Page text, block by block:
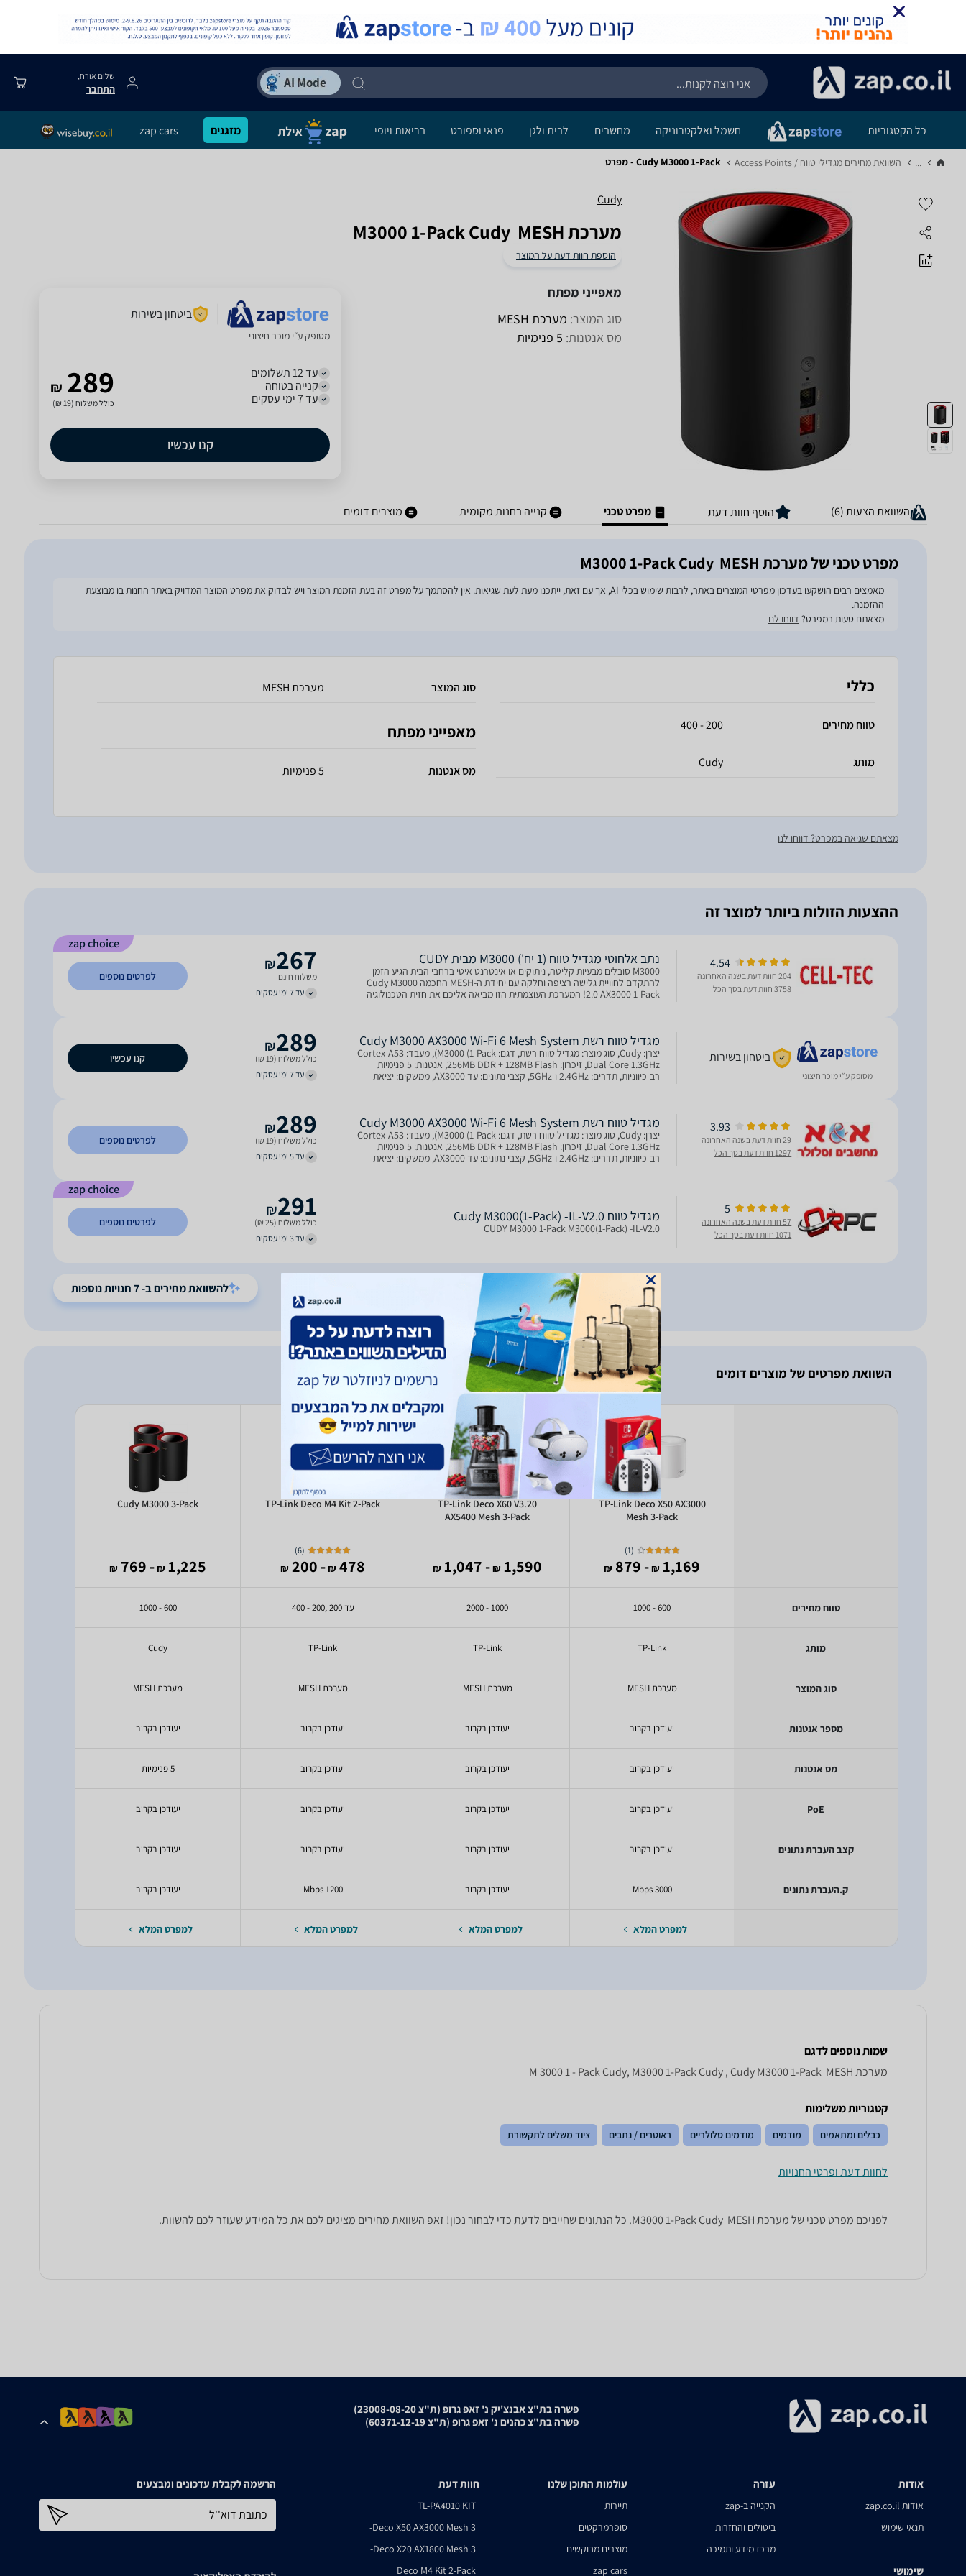
שלום אורח,
התחבר
כל הקטגוריות חשמל ואלקטרוניקה מחשבים לבית ולגן פנאי וספורט בריאות ויופי מזגנים zap cars
... השוואת מחירים מגדילי טווח / Access Points‏ Cudy M3000 1-Pack - מפרט
Cudy
מערכת MESH ‏ M3000 1-Pack Cudy
הוספת חוות דעת על המוצר
מאפייני מפתח
סוג המוצר: מערכת MESH
מס אנטנות: 5 פנימיות
ביטחון בשירות
מסופק ע״י מוכר חיצוני
עד 12 תשלומים
קנייה בטוחה
עד 7 ימי עסקים
₪ 289
כולל משלוח (19 ₪)
קנו עכשיו
השוואת הצעות (6) הוסף חוות דעת מפרט טכני קנייה בחנות מקומית מוצרים דומים
מפרט טכני של מערכת MESH ‏ M3000 1-Pack Cudy
מאמצים רבים הושקעו בעדכון מפרטי המוצרים באתר, לרבות שימוש בכלי AI, אך עם זאת, ייתכנו מעת לעת שגיאות. אין להסתמך על מפרט זה בעת הזמנת המוצר ויש לבדוק את מפרט המוצר המדויק באתר החנות בו מבוצעת
ההזמנה.
מצאתם טעות במפרט? דווחו לנו
כללי
טווח מחירים 200 - 400
מותג Cudy
סוג המוצר מערכת MESH
מאפייני מפתח
מס אנטנות 5 פנימיות
מצאתם שגיאה במפרט? דווחו לנו
ההצעות הזולות ביותר למוצר זה
zap choice
4.54
204 חוות דעת בשנה האחרונה
3758 חוות דעת בסך הכל
נתב אלחוטי מגדיל טווח (1 יח') M3000 מבית CUDY
M3000 סובלים מבעיות קליטה, ניתוקים או אינטרנט איטי ברחבי הבית הגיע הזמן
להתקדם לחוויית גלישה רציפה וחלקה עם יחידת ה-MESH החכמה Cudy M3000
2.0 AX3000 1-Pack! המערכת העוצמתית הזו מביאה אליכם את חזית הטכנולוגיה
267
₪
משלוח חינם
עד 7 ימי עסקים
לפרטים נוספים
מסופק ע״י מוכר חיצוני
ביטחון בשירות
מגדיל טווח רשת Cudy M3000 AX3000 Wi-Fi 6 Mesh System
יצרן: Cudy, סוג מוצר: מגדיל טווח רשת, דגם: M3000 (1-Pack), מעבד: Cortex-A53
Dual Core 1.3GHz, זיכרון: 256MB DDR + 128MB Flash, אנטנות: 5 פנימיות
רב-כיווניות, תדרים: 2.4GHz ו-5GHz, קצבי נתונים: עד AX3000, ממשקים: יציאת
289
₪
כולל משלוח (19 ₪)
עד 7 ימי עסקים
קנו עכשיו
3.93
29 חוות דעת בשנה האחרונה
1297 חוות דעת בסך הכל
מגדיל טווח רשת Cudy M3000 AX3000 Wi-Fi 6 Mesh System
יצרן: Cudy, סוג מוצר: מגדיל טווח רשת, דגם: M3000 (1-Pack), מעבד: Cortex-A53
Dual Core 1.3GHz, זיכרון: 256MB DDR + 128MB Flash, אנטנות: 5 פנימיות
רב-כיווניות, תדרים: 2.4GHz ו-5GHz, קצבי נתונים: עד AX3000, ממשקים: יציאת
289
₪
כולל משלוח (19 ₪)
עד 5 ימי עסקים
לפרטים נוספים
zap choice
5
57 חוות דעת בשנה האחרונה
1071 חוות דעת בסך הכל
מגדיל טווח Cudy M3000(1-Pack) -IL-V2.0
CUDY M3000 1-Pack M3000(1-Pack) -IL-V2.0
291
₪
כולל משלוח (25 ₪)
עד 3 ימי עסקים
לפרטים נוספים
להשוואת מחירים ב- 7 חנויות נוספות
השוואת מפרטים של מוצרים דומים
טווח מחירים
מותג
סוג המוצר
מספר אנטנות
מס אנטנות
PoE
קצב העברת נתונים
ק.העברת נתונים
TP-Link Deco X50 AX3000
Mesh 3-Pack
(
1
)
1,169
₪
- 879
₪
600 - 1000
TP-Link
מערכת MESH
יעודכן בקרוב
יעודכן בקרוב
יעודכן בקרוב
יעודכן בקרוב
3000 Mbps
למפרט המלא
TP-Link Deco X60 V3.20
AX5400 Mesh 3-Pack
1,590
₪
- 1,047
₪
1000 - 2000
TP-Link
מערכת MESH
יעודכן בקרוב
יעודכן בקרוב
יעודכן בקרוב
יעודכן בקרוב
יעודכן בקרוב
למפרט המלא
TP-Link Deco M4 Kit 2-Pack
(
6
)
478
₪
- 200
₪
עד 200 ,200 - 400
TP-Link
מערכת MESH
יעודכן בקרוב
יעודכן בקרוב
יעודכן בקרוב
יעודכן בקרוב
1200 Mbps
למפרט המלא
Cudy M3000 3-Pack
1,225
₪
- 769
₪
600 - 1000
Cudy
מערכת MESH
יעודכן בקרוב
5 פנימיות
יעודכן בקרוב
יעודכן בקרוב
יעודכן בקרוב
למפרט המלא
שמות נוספים לדגם
מערכת MESH ‏ M 3000 1 - Pack Cudy, M3000 1-Pack Cudy , Cudy M3000 1-Pack
קטגוריות משלימות
כבלים ומתאמים מודמים מודמים סלולריים ראוטרים / נתבים ציוד משלים לתקשורת
לחוות דעת ופרטי החנויות
לפניכם מפרט טכני של מערכת MESH ‏ M3000 1-Pack Cudy. כל הנתונים שחייבים לדעת כדי לבחור נכון! זאפ השוואת מחירים מציגים לכם את כל המידע שעוזר לכם להשוות.
פשרה בת"צ אבנצ'יק נ' זאפ גרופ (ת"צ 23008-08-20)
פשרה בת"צ כהנים נ' זאפ גרופ (ת"צ 60371-12-19)
אודות
אודות zap.co.il
תנאי שימוש
שימושי
עזרה
הקנייה ב-zap
ביטולים והחזרות
מרכז מידע ותמיכה
עולמות התוכן שלנו
תיירות
סופרמרקטים
מוצרים מבוקשים
zap cars
חוות דעת
TL-PA4010 KIT
Deco X50 AX3000 Mesh 3-
Deco X20 AX1800 Mesh 3-
Deco M4 Kit 2-Pack
הרשמה לקבלת עדכונים ומבצעים
כתובת דוא''ל